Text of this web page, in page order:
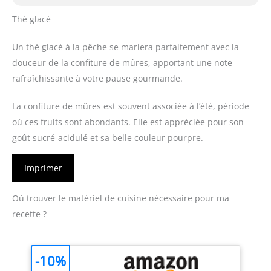
Thé glacé
Un thé glacé à la pêche se mariera parfaitement avec la
douceur de la confiture de mûres, apportant une note
rafraîchissante à votre pause gourmande.
La confiture de mûres est souvent associée à l’été, période
où ces fruits sont abondants. Elle est appréciée pour son
goût sucré-acidulé et sa belle couleur pourpre.
Imprimer
Où trouver le matériel de cuisine nécessaire pour ma
recette ?
-10%